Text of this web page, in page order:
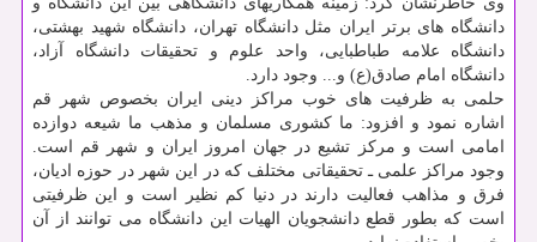
دانشگاه های برتر ایران مثل دانشگاه تهران، دانشگاه شهید بهشتی،
دانشگاه علامه طباطبایی، واحد علوم و تحقیقات دانشگاه آزاد،
دانشگاه امام صادق(ع) و... وجود دارد.
حلمی به ظرفیت های خوب مراکز دینی ایران بخصوص شهر قم
اشاره نمود و افزود: ما کشوری مسلمان و مذهب ما شیعه دوازده
امامی است و مرکز تشیع در جهان امروز ایران و شهر قم است.
وجود مراکز علمی ـ تحقیقاتی مختلف که در این شهر در حوزه ادیان،
فرق و مذاهب فعالیت دارند در دنیا کم نظیر است و این ظرفیتی
است که بطور قطع دانشجویان الهیات این دانشگاه می توانند از آن